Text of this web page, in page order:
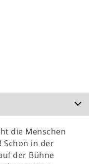
die Menschen
Schon in der
der Bühne